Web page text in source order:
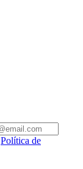
Política de